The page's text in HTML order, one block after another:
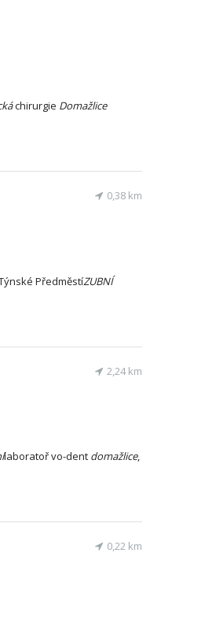
chirurgie Domažlice
0,38 km
PředměstíZUBNÍ
2,24 km
laboratoř vo-dent domažlice,
0,22 km